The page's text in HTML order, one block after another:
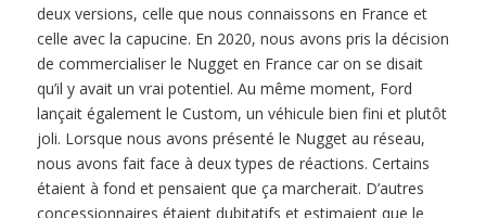
deux versions, celle que nous connaissons en France et
celle avec la capucine. En 2020, nous avons pris la décision
de commercialiser le Nugget en France car on se disait
qu’il y avait un vrai potentiel. Au même moment, Ford
lançait également le Custom, un véhicule bien fini et plutôt
joli. Lorsque nous avons présenté le Nugget au réseau,
nous avons fait face à deux types de réactions. Certains
étaient à fond et pensaient que ça marcherait. D’autres
concessionnaires étaient dubitatifs et estimaient que le